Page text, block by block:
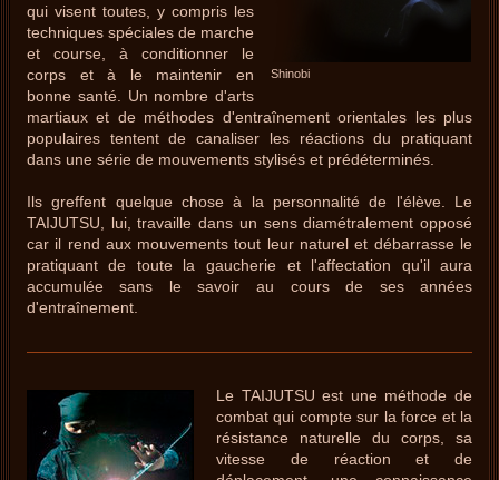
Shinobi
qui visent toutes, y compris les
techniques spéciales de marche
et course, à conditionner le
corps et à le maintenir en
bonne santé. Un nombre d'arts
martiaux et de méthodes d'entraînement orientales les plus
populaires tentent de canaliser les réactions du pratiquant
dans une série de mouvements stylisés et prédéterminés.
Ils greffent quelque chose à la personnalité de l'élève. Le
TAIJUTSU, lui, travaille dans un sens diamétralement opposé
car il rend aux mouvements tout leur naturel et débarrasse le
pratiquant de toute la gaucherie et l'affectation qu'il aura
accumulée sans le savoir au cours de ses années
d'entraînement.
Le TAIJUTSU est une méthode de
combat qui compte sur la force et la
résistance naturelle du corps, sa
vitesse de réaction et de